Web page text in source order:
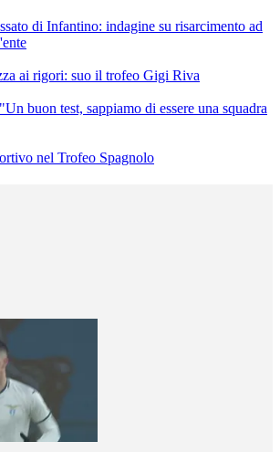
di Infantino: indagine su risarcimento ad
ai rigori: suo il trofeo Gigi Riva
buon test, sappiamo di essere una squadra
nel Trofeo Spagnolo